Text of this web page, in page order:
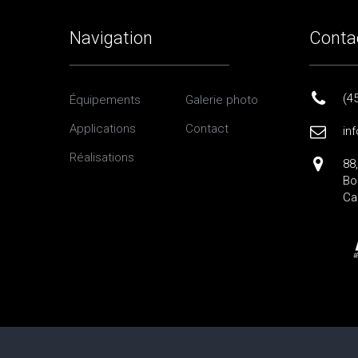
Navigation
Équipements
Applications
Réalisations
Galerie photo
Contact